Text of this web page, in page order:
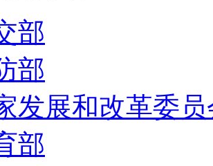
部
部
发展和改革委
部